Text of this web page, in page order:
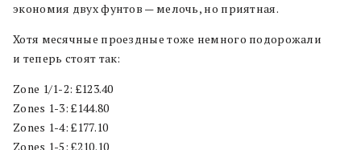
экономия двух фунтов — мелочь, но приятная.
Хотя месячные проездные тоже немного подорожали
и теперь стоят так:
Zone 1/1-2: £123.40
Zones 1-3: £144.80
Zones 1-4: £177.10
Zones 1-5: £210.10